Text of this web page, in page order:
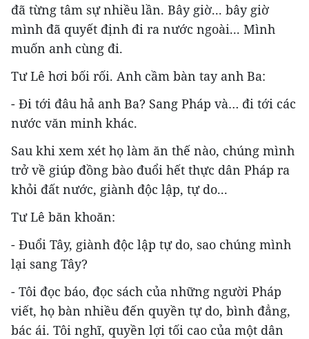
đã từng tâm sự nhiều lần. Bây giờ... bây giờ
mình đã quyết định đi ra nước ngoài... Mình
muốn anh cùng đi.
Tư Lê hơi bối rối. Anh cầm bàn tay anh Ba:
- Đi tới đâu hả anh Ba? Sang Pháp và… đi tới các
nước văn minh khác.
Sau khi xem xét họ làm ăn thế nào, chúng mình
trở về giúp đồng bào đuổi hết thực dân Pháp ra
khỏi đất nước, giành độc lập, tự do...
Tư Lê băn khoăn:
- Đuổi Tây, giành độc lập tự do, sao chúng mình
lại sang Tây?
- Tôi đọc báo, đọc sách của những người Pháp
viết, họ bàn nhiều đến quyền tự do, bình đẳng,
bác ái. Tôi nghĩ, quyền lợi tối cao của một dân